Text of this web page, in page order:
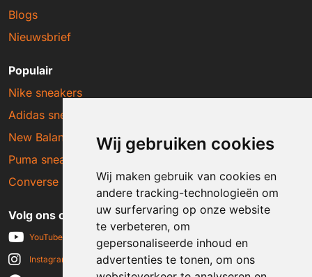
Wij gebruiken cookies
Wij maken gebruik van cookies en
andere tracking-technologieën om
uw surfervaring op onze website
te verbeteren, om
gepersonaliseerde inhoud en
advertenties te tonen, om ons
Blogs
Nieuwsbrief
Populair
Nike sneakers
Adidas sneakers
New Balance sneakers
Puma sneakers
Converse sneakers
Volg ons op social media
YouTube
Instagram